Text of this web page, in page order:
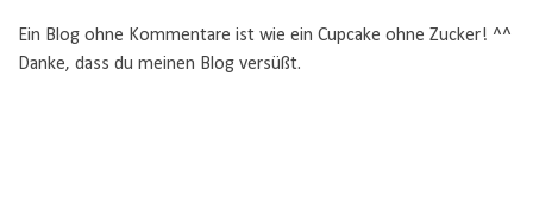
Ein Blog ohne Kommentare ist wie ein Cupcake ohne Zucker! ^^
Danke, dass du meinen Blog versüßt.